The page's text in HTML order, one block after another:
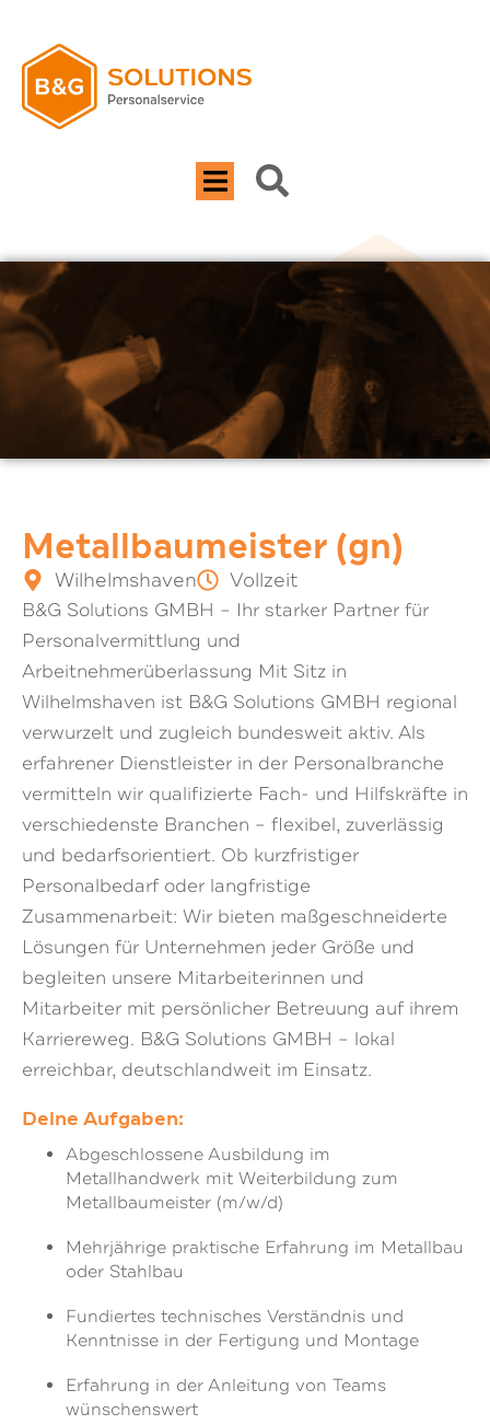
Metallbaumeister (gn)
Wilhelmshaven Vollzeit
B&G Solutions GMBH – Ihr starker Partner für
Personalvermittlung und
Arbeitnehmerüberlassung Mit Sitz in
Wilhelmshaven ist B&G Solutions GMBH regional
verwurzelt und zugleich bundesweit aktiv. Als
erfahrener Dienstleister in der Personalbranche
vermitteln wir qualifizierte Fach- und Hilfskräfte in
verschiedenste Branchen – flexibel, zuverlässig
und bedarfsorientiert. Ob kurzfristiger
Personalbedarf oder langfristige
Zusammenarbeit: Wir bieten maßgeschneiderte
Lösungen für Unternehmen jeder Größe und
begleiten unsere Mitarbeiterinnen und
Mitarbeiter mit persönlicher Betreuung auf ihrem
Karriereweg. B&G Solutions GMBH – lokal
erreichbar, deutschlandweit im Einsatz.
Deine Aufgaben:
Abgeschlossene Ausbildung im
Metallhandwerk mit Weiterbildung zum
Metallbaumeister (m/w/d)
Mehrjährige praktische Erfahrung im Metallbau
oder Stahlbau
Fundiertes technisches Verständnis und
Kenntnisse in der Fertigung und Montage
Erfahrung in der Anleitung von Teams
wünschenswert